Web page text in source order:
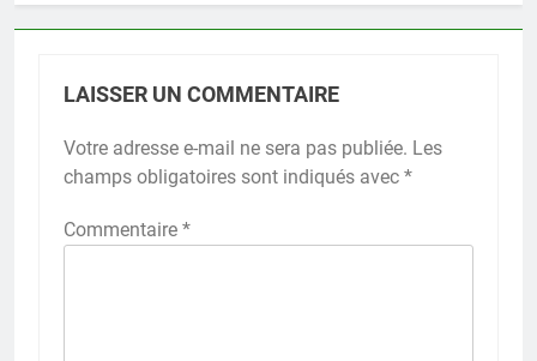
LAISSER UN COMMENTAIRE
Votre adresse e-mail ne sera pas publiée. Les
champs obligatoires sont indiqués avec *
Commentaire *